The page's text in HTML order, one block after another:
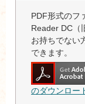
PDF形式のフ
Reader DC（
お持ちでない
できます。
のダウンロー